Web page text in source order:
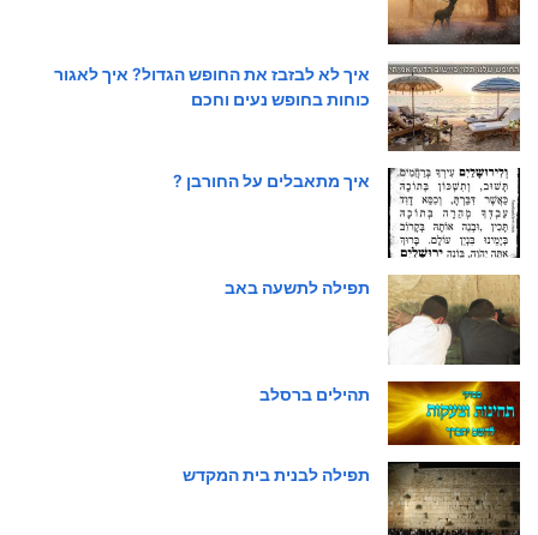
איך לא לבזבז את החופש הגדול? איך לאגור
כוחות בחופש נעים וחכם
איך מתאבלים על החורבן ?
תפילה לתשעה באב
תהילים ברסלב
תפילה לבנית בית המקדש